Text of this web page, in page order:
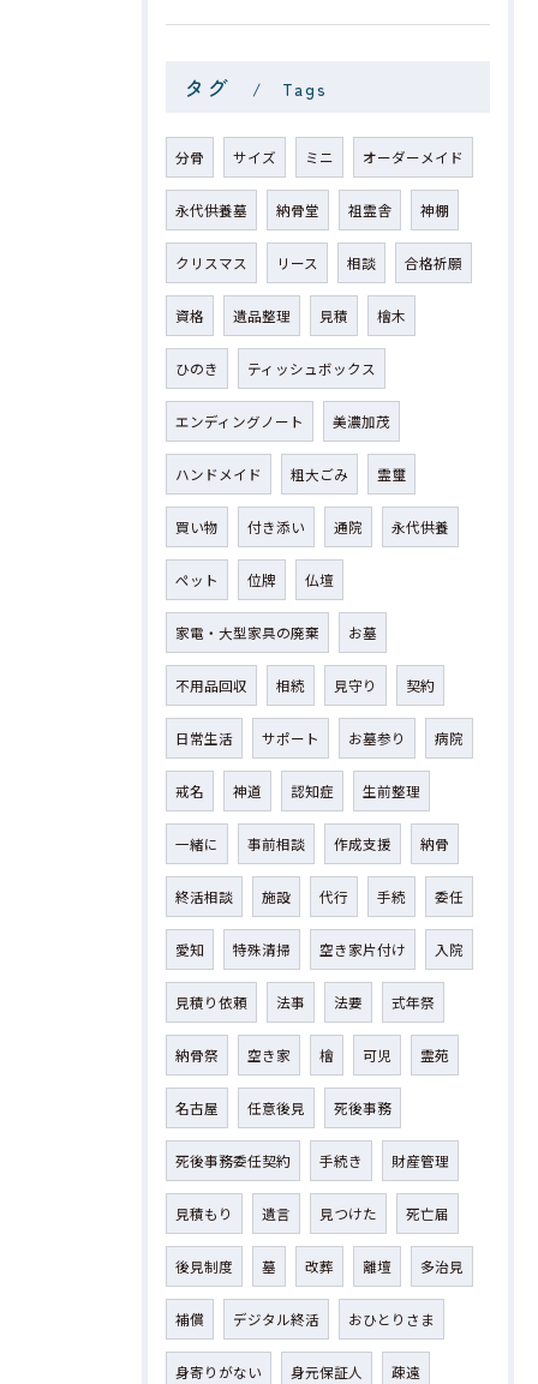
タグ Tags
分骨 サイズ ミニ オーダーメイド
永代供養墓 納骨堂 祖霊舎 神棚
クリスマス リース 相談 合格祈願
資格 遺品整理 見積 檜木
ひのき ティッシュボックス
エンディングノート 美濃加茂
ハンドメイド 粗大ごみ 霊璽
買い物 付き添い 通院 永代供養
ペット 位牌 仏壇
家電・大型家具の廃棄 お墓
不用品回収 相続 見守り 契約
日常生活 サポート お墓参り 病院
戒名 神道 認知症 生前整理
一緒に 事前相談 作成支援 納骨
終活相談 施設 代行 手続 委任
愛知 特殊清掃 空き家片付け 入院
見積り依頼 法事 法要 式年祭
納骨祭 空き家 檜 可児 霊苑
名古屋 任意後見 死後事務
死後事務委任契約 手続き 財産管理
見積もり 遺言 見つけた 死亡届
後見制度 墓 改葬 離壇 多治見
補償 デジタル終活 おひとりさま
身寄りがない 身元保証人 疎遠